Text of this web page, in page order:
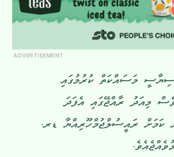
ADVERTISEMENT
މަސައްކަތް ކުރުމުގައި
މިއަދު ރާއްޖޭގައި އެފަދަ
ރައީސުލްޖުމްހޫރިއްޔާ ޑރ.